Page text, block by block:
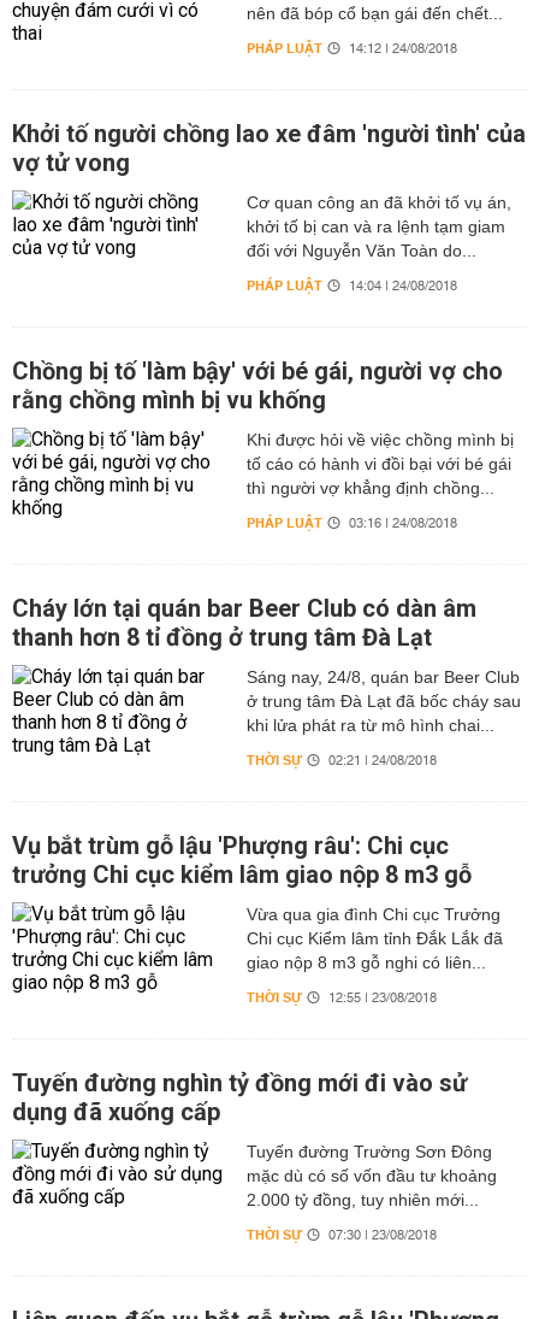
nên đã bóp cổ bạn gái đến chết...
PHÁP LUẬT 14:12 | 24/08/2018
Khởi tố người chồng lao xe đâm 'người tình' của
vợ tử vong
Cơ quan công an đã khởi tố vụ án,
khởi tố bị can và ra lệnh tạm giam
đối với Nguyễn Văn Toàn do...
PHÁP LUẬT 14:04 | 24/08/2018
Chồng bị tố 'làm bậy' với bé gái, người vợ cho
rằng chồng mình bị vu khống
Khi được hỏi về việc chồng mình bị
tố cáo có hành vi đồi bại với bé gái
thì người vợ khẳng định chồng...
PHÁP LUẬT 03:16 | 24/08/2018
Cháy lớn tại quán bar Beer Club có dàn âm
thanh hơn 8 tỉ đồng ở trung tâm Đà Lạt
Sáng nay, 24/8, quán bar Beer Club
ở trung tâm Đà Lạt đã bốc cháy sau
khi lửa phát ra từ mô hình chai...
THỜI SỰ 02:21 | 24/08/2018
Vụ bắt trùm gỗ lậu 'Phượng râu': Chi cục
trưởng Chi cục kiểm lâm giao nộp 8 m3 gỗ
Vừa qua gia đình Chi cục Trưởng
Chi cục Kiểm lâm tỉnh Đắk Lắk đã
giao nộp 8 m3 gỗ nghi có liên...
THỜI SỰ 12:55 | 23/08/2018
Tuyến đường nghìn tỷ đồng mới đi vào sử
dụng đã xuống cấp
Tuyến đường Trường Sơn Đông
mặc dù có số vốn đầu tư khoảng
2.000 tỷ đồng, tuy nhiên mới...
THỜI SỰ 07:30 | 23/08/2018